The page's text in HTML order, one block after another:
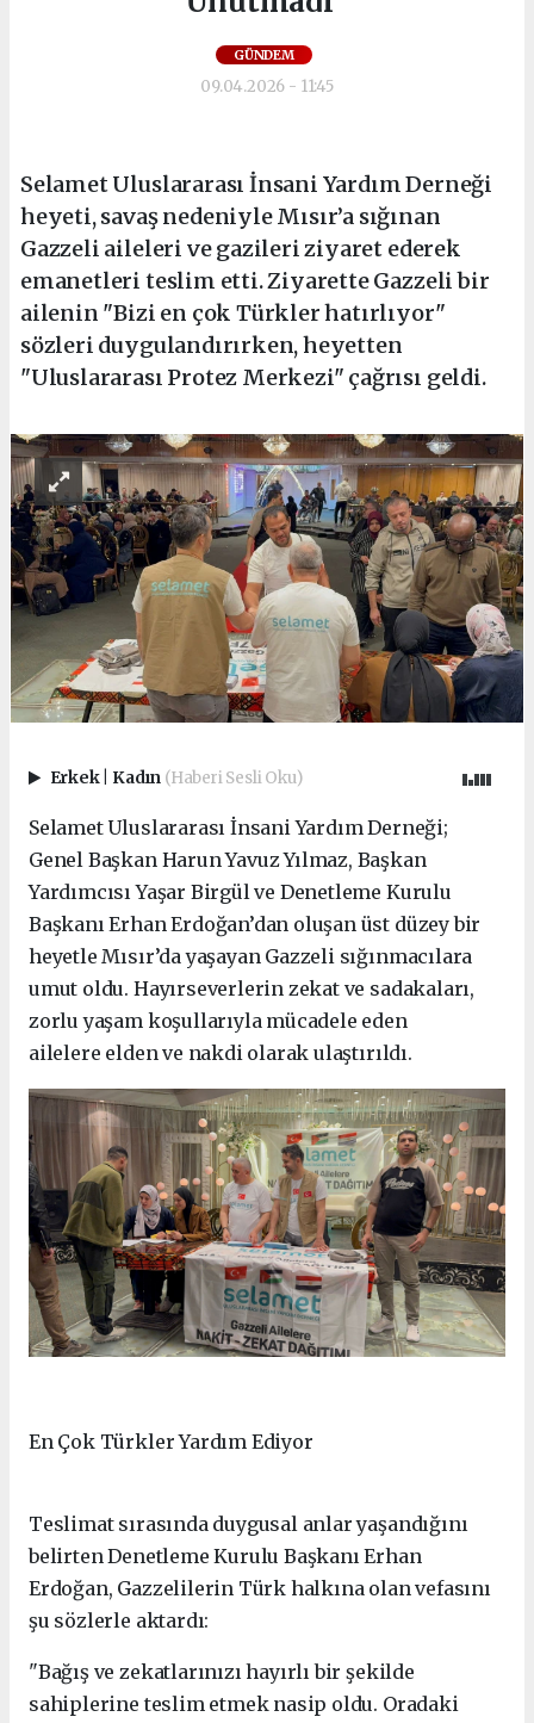
GÜNDEM
09.04.2026 - 11:45
Selamet Uluslararası İnsani Yardım Derneği
heyeti, savaş nedeniyle Mısır’a sığınan
Gazzeli aileleri ve gazileri ziyaret ederek
emanetleri teslim etti. Ziyarette Gazzeli bir
ailenin "Bizi en çok Türkler hatırlıyor"
sözleri duygulandırırken, heyetten
"Uluslararası Protez Merkezi" çağrısı geldi.
Erkek Kadın (Haberi Sesli Oku)
Selamet Uluslararası İnsani Yardım Derneği;
Genel Başkan Harun Yavuz Yılmaz, Başkan
Yardımcısı Yaşar Birgül ve Denetleme Kurulu
Başkanı Erhan Erdoğan’dan oluşan üst düzey bir
heyetle Mısır’da yaşayan Gazzeli sığınmacılara
umut oldu. Hayırseverlerin zekat ve sadakaları,
zorlu yaşam koşullarıyla mücadele eden
ailelere elden ve nakdi olarak ulaştırıldı.
En Çok Türkler Yardım Ediyor
Teslimat sırasında duygusal anlar yaşandığını
belirten Denetleme Kurulu Başkanı Erhan
Erdoğan, Gazzelilerin Türk halkına olan vefasını
şu sözlerle aktardı:
"Bağış ve zekatlarınızı hayırlı bir şekilde
sahiplerine teslim etmek nasip oldu. Oradaki